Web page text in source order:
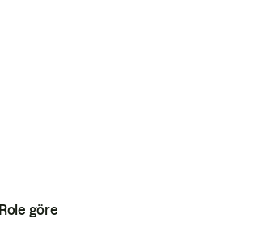
Role göre